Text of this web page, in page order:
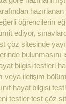
hazırlanan
öğrencilerin
ediyor,
çöz sitesinde
bulunmasını
bilgisi testleri
veya iletişim
hayat bilgisi
testler test çöz